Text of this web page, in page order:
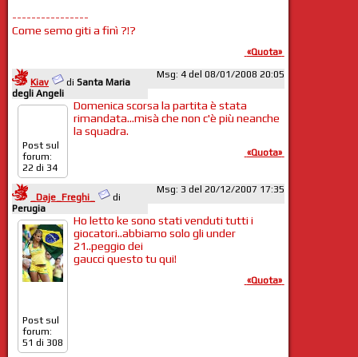
----------------
Come semo giti a finì ?!?
«Quota»
Kiav di Santa Maria
degli Angeli
Msg: 4 del 08/01/2008 20:05
Post sul
forum:
22 di 34
Domenica scorsa la partita è stata
rimandata...misà che non c'è più neanche
la squadra.
«Quota»
_Daje_Freghi_
di
Perugia
Msg: 3 del 20/12/2007 17:35
Post sul
forum:
51 di 308
Ho letto ke sono stati venduti tutti i
giocatori..abbiamo solo gli under
21..peggio dei
gaucci questo tu qui!
«Quota»